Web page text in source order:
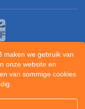
Sportunity
maken we gebruik van
onze website en
van sommige cookies